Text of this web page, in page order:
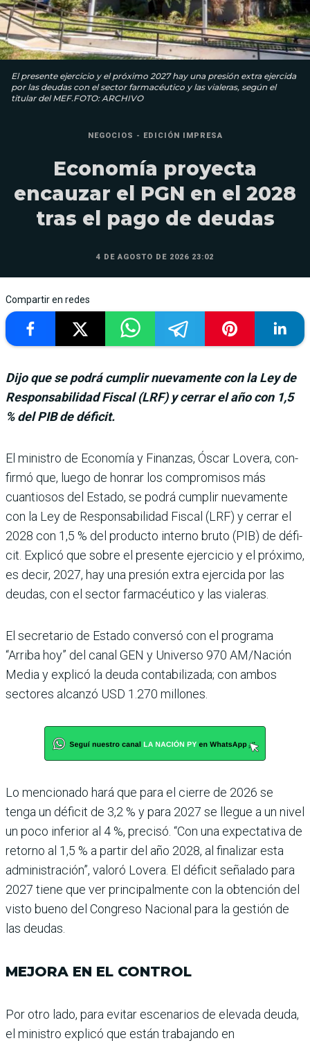
El presente ejercicio y el próximo 2027 hay una presión extra ejercida
por las deudas con el sector farmacéutico y las vialeras, según el
titular del MEF.FOTO: ARCHIVO
NEGOCIOS - EDICIÓN IMPRESA
Economía proyecta
encauzar el PGN en el 2028
tras el pago de deudas
4 DE AGOSTO DE 2026 23:02
Compartir en redes
Dijo que se podrá cumplir nuevamente con la Ley de
Responsabilidad Fiscal (LRF) y cerrar el año con 1,5
% del PIB de déficit.
El ministro de Eco­nomía y Finanzas, Óscar Lovera, con­
firmó que, luego de hon­rar los compromisos más
cuantiosos del Estado, se podrá cumplir nuevamente
con la Ley de Responsabili­dad Fiscal (LRF) y cerrar el
2028 con 1,5 % del producto interno bruto (PIB) de défi­
cit. Explicó que sobre el pre­sente ejercicio y el próximo,
es decir, 2027, hay una pre­sión extra ejercida por las
deudas, con el sector farma­céutico y las vialeras.
El secretario de Estado con­versó con el programa
“Arriba hoy” del canal GEN y Uni­verso 970 AM/Nación
Media y explicó la deuda contabi­lizada; con ambos
sectores alcanzó USD 1.270 millones.
Lo mencionado hará que para el cierre de 2026 se
tenga un déficit de 3,2 % y para 2027 se llegue a un nivel
un poco inferior al 4 %, precisó. “Con una expectativa de
retorno al 1,5 % a partir del año 2028, al finalizar esta
administra­ción”, valoró Lovera. El défi­cit señalado para
2027 tiene que ver principalmente con la obtención del
visto bueno del Congreso Nacional para la gestión de
las deudas.
MEJORA EN EL CONTROL
Por otro lado, para evitar escenarios de elevada deuda,
el ministro explicó que están trabajando en